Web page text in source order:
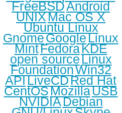
FreeBSDAndroid
UNIXMac OS X
Ubuntu Linux
GnomeGoogleLinux
MintFedoraKDE
open sourceLinux
FoundationWin32
APILiveCDRed Hat
CentOSMozillaUSB
NVIDIADebian